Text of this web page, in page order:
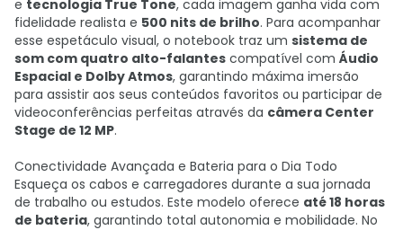
e tecnologia True Tone, cada imagem ganha vida com
fidelidade realista e 500 nits de brilho. Para acompanhar
esse espetáculo visual, o notebook traz um sistema de
som com quatro alto-falantes compatível com Áudio
Espacial e Dolby Atmos, garantindo máxima imersão
para assistir aos seus conteúdos favoritos ou participar de
videoconferências perfeitas através da câmera Center
Stage de 12 MP.
Conectividade Avançada e Bateria para o Dia Todo
Esqueça os cabos e carregadores durante a sua jornada
de trabalho ou estudos. Este modelo oferece até 18 horas
de bateria, garantindo total autonomia e mobilidade. No